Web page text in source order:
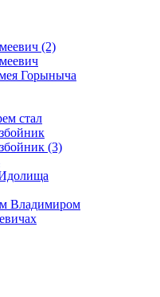
(2)
Горыныча
стал
(3)
Владимиром